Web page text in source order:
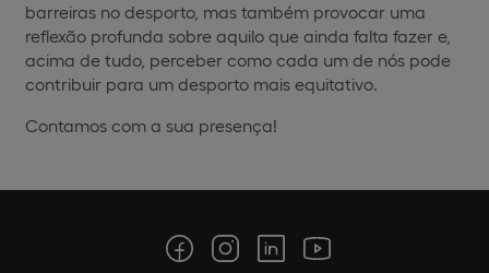
barreiras no desporto, mas também provocar uma
reflexão profunda sobre aquilo que ainda falta fazer e,
acima de tudo, perceber como cada um de nós pode
contribuir para um desporto mais equitativo.
Contamos com a sua presença!